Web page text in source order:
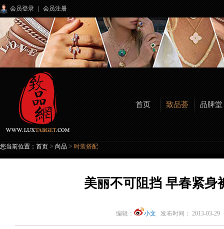
会员登录 会员注册
首页 致品荟 品牌堂
您当前位置： 首页 > 尚品 > 时装搭配
美丽不可阻挡 早春紧身
编辑： 小文 发布时间： 2013-03-